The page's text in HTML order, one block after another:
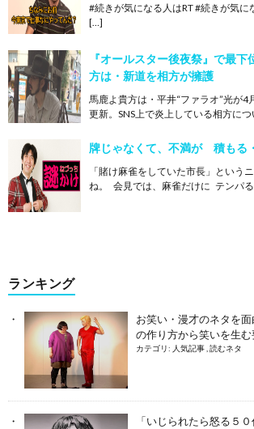
#続きが気になる人はRT #続きが気
[…]
『オールスター後夜祭』で最
方は・新道を相方が擁護
馬鹿よ貴方は・平井“ファラオ”光が4
更新。SNS上で炎上している相方に
牌じゃなくて、不満が 積も
「賭け麻雀をしていた市長」という
ね。 会見では、麻雀だけに テン
ランキング
お笑い・漫才のネタを
の作り方から笑いを生
カテゴリ: 人気記事 読むネタ
「いじられたら怒る５